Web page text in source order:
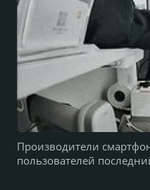
Производители
пользователей